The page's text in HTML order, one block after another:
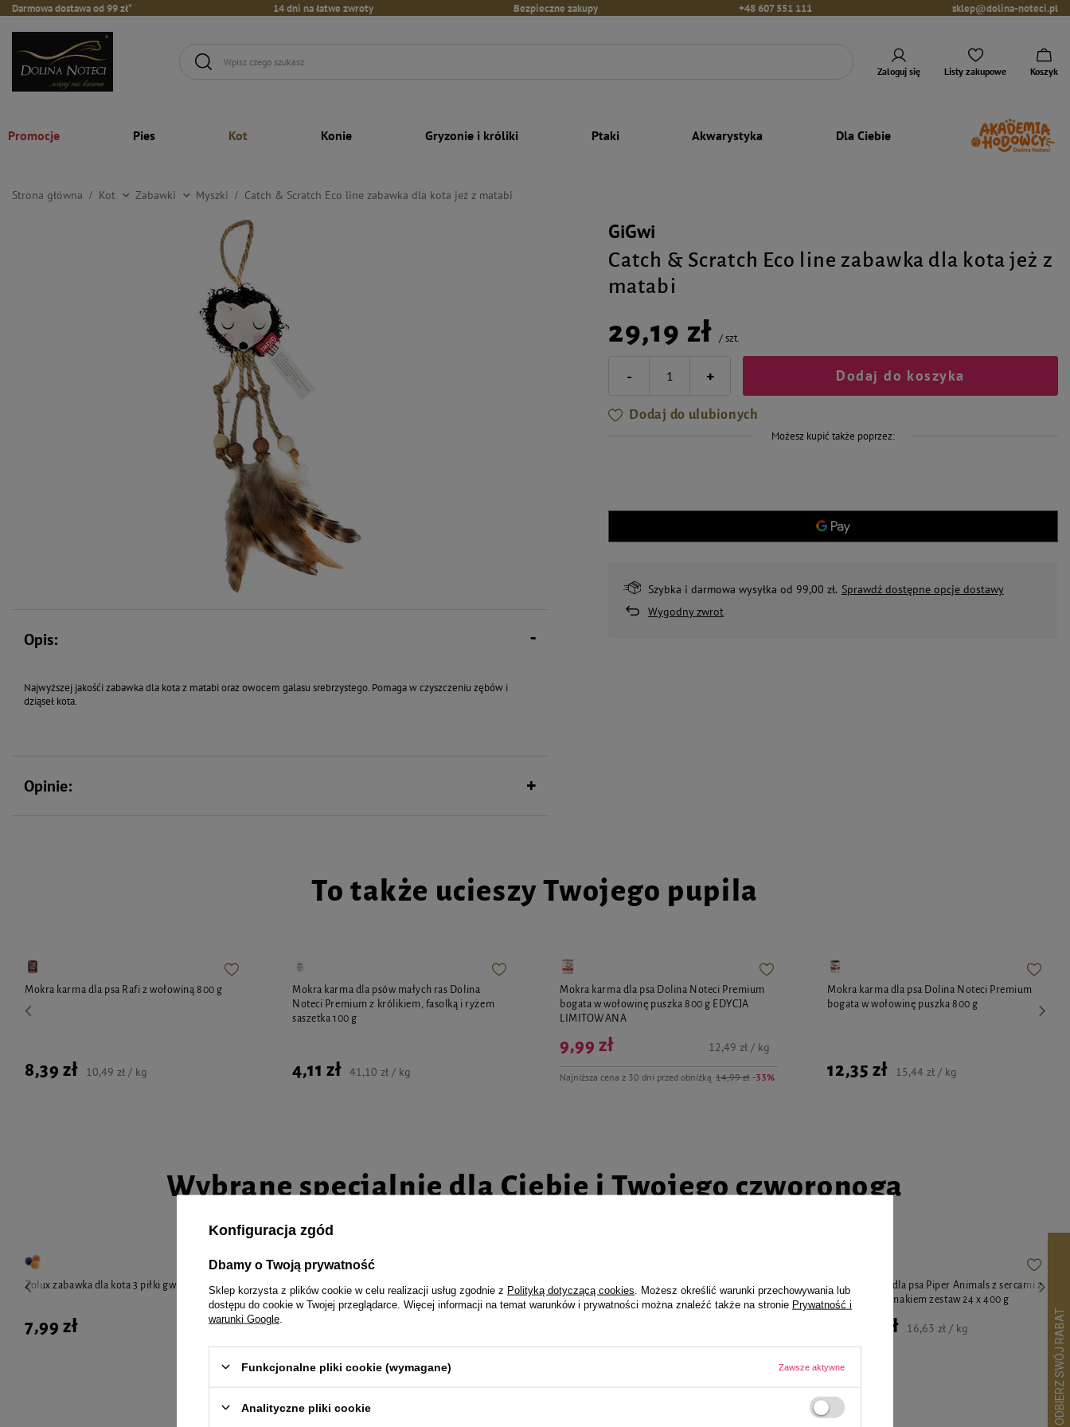
Darmowa dostawa od 99 zł* 14 dni na łatwe zwroty Bezpieczne zakupy +48 607 551 111 sklep@dolina-noteci.pl
Zaloguj się Listy zakupowe Koszyk
Promocje Pies Kot Konie Gryzonie i króliki Ptaki Akwarystyka Dla Ciebie
Strona główna Kot Zabawki Myszki Catch & Scratch Eco line zabawka dla kota jeż z matabi
GiGwi
Catch & Scratch Eco line zabawka dla kota jeż z
matabi
29,19 zł /szt.
- + Dodaj do koszyka
Dodaj do ulubionych
Możesz kupić także poprzez:
Szybka i darmowa wysyłka od 99,00 zł. Sprawdź dostępne opcje dostawy
Wygodny zwrot
Opis:
Najwyższej jakośći zabawka dla kota z matabi oraz owocem galasu srebrzystego. Pomaga w czyszczeniu zębów i
dziąseł kota.
Opinie:
To także ucieszy Twojego pupila
Mokra karma dla psa Rafi z wołowiną 800 g
8,39 zł 10,49 zł / kg
Mokra karma dla psów małych ras Dolina
Noteci Premium z królikiem, fasolką i ryżem
saszetka 100 g
4,11 zł 41,10 zł / kg
Mokra karma dla psa Dolina Noteci Premium
bogata w wołowinę puszka 800 g EDYCJA
LIMITOWANA
Najniższa cena z 30 dni przed obniżką 14,99 zł -33%
9,99 zł 12,49 zł / kg
Mokra karma dla psa Dolina Noteci Premium
bogata w wołowinę puszka 800 g
12,35 zł 15,44 zł / kg
Wybrane specjalnie dla Ciebie i Twojego czworonoga
Zolux zabawka dla kota 3 piłki gwiazdki 4 cm
7,99 zł
ZOLUX zabawka dla kota wędka KALI królik
szary
Zabawka dla kota Duvo+ Wędka dla kota Piłka
ze sznurka
Mokra Karma dla psa Piper Animals z sercami z
kurczaka i szpinakiem zestaw 24 x 400 g
159,60 zł 16,63 zł / kg
Konfiguracja zgód
Dbamy o Twoją prywatność
Sklep korzysta z plików cookie w celu realizacji usług zgodnie z Polityką dotyczącą cookies . Możesz określić warunki przechowywania lub
dostępu do cookie w Twojej przeglądarce. Więcej informacji na temat warunków i prywatności można znaleźć także na stronie Prywatność i
warunki Google
Funkcjonalne pliki cookie (wymagane) Zawsze aktywne
Analityczne pliki cookie